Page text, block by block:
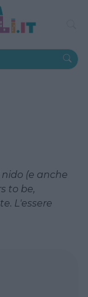
(e anche
to be,
L'essere